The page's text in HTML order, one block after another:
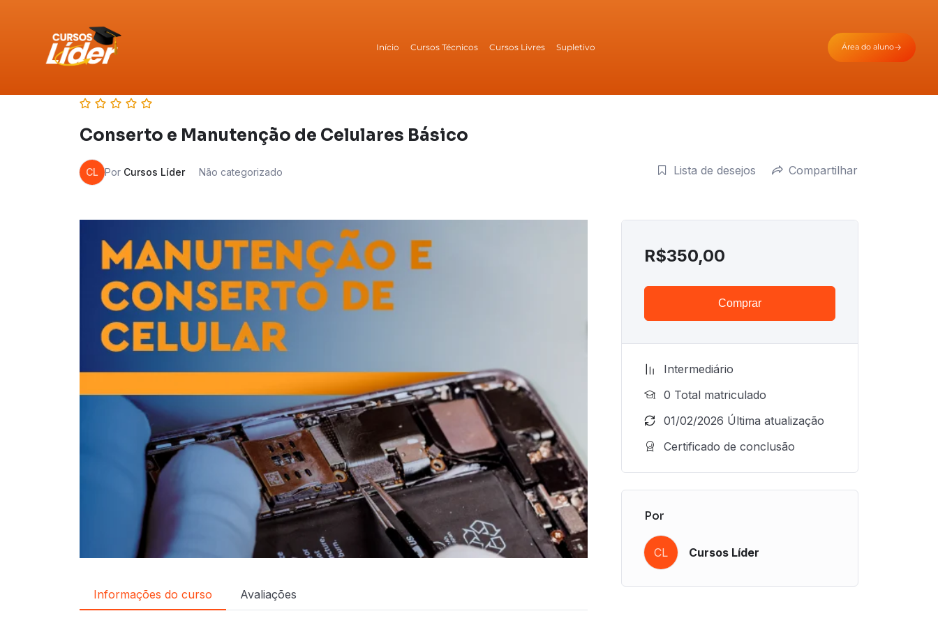
Início Cursos Técnicos Cursos Livres Supletivo Área do aluno
Conserto e Manutenção de Celulares Básico
CL Por Cursos Líder Não categorizado Lista de desejos Compartilhar
Informações do curso Avaliações
R$350,00
Comprar
Intermediário
0 Total matriculado
01/02/2026 Última atualização
Certificado de conclusão
Por
CL Cursos Líder